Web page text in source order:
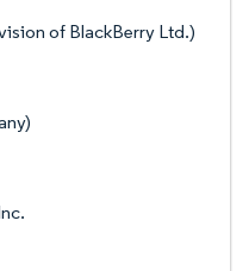
of BlackBerry Ltd.)